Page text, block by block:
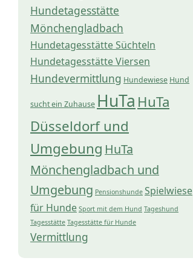
Hundetagesstätte
Mönchengladbach
Hundetagesstätte Süchteln
Hundetagesstätte Viersen
Hundevermittlung Hundewiese Hund
sucht ein Zuhause HuTa HuTa
Düsseldorf und
Umgebung HuTa
Mönchengladbach und
Umgebung Pensionshunde Spielwiese
für Hunde Sport mit dem Hund Tageshund
Tagesstätte Tagesstätte für Hunde
Vermittlung